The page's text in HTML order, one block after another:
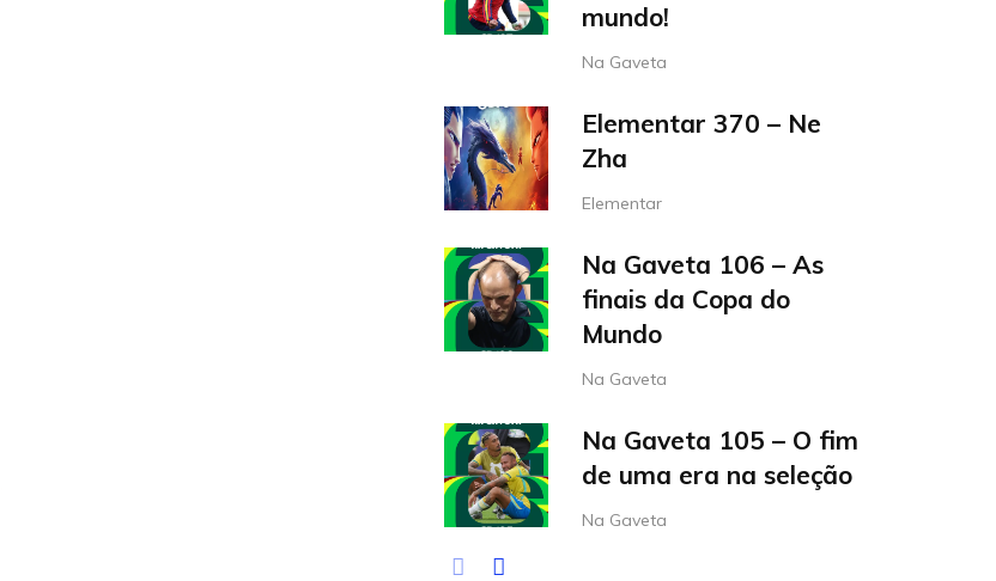
mundo!
Na Gaveta
Elementar 370 – Ne
Zha
Elementar
Na Gaveta 106 – As
finais da Copa do
Mundo
Na Gaveta
Na Gaveta 105 – O fim
de uma era na seleção
Na Gaveta